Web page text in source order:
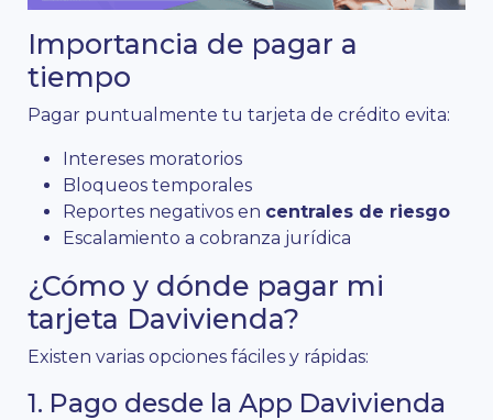
Importancia de pagar a
tiempo
Pagar puntualmente tu tarjeta de crédito evita:
Intereses moratorios
Bloqueos temporales
Reportes negativos en centrales de riesgo
Escalamiento a cobranza jurídica
¿Cómo y dónde pagar mi
tarjeta Davivienda?
Existen varias opciones fáciles y rápidas:
1. Pago desde la App Davivienda